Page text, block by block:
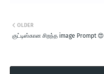
OLDER
குட்டிஸ்கான சிறந்த image Prompt 😍